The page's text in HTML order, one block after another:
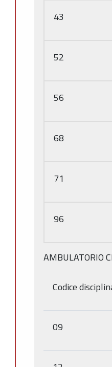
43
52
56
68
71
96
AMBULATORIO
Codice
09